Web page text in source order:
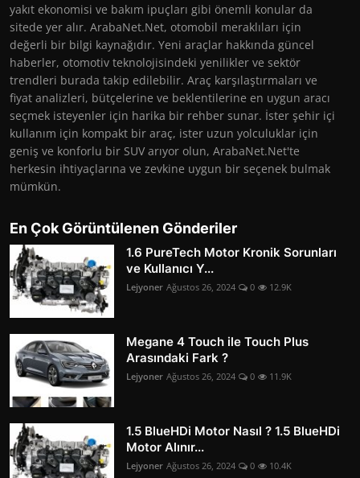
yakıt ekonomisi ve bakım ipuçları gibi önemli konular da
sitede yer alır. ArabaNet.Net, otomobil meraklıları için
değerli bir bilgi kaynağıdır. Yeni araçlar hakkında güncel
haberler, otomotiv teknolojisindeki yenilikler ve sektör
trendleri burada takip edilebilir. Araç karşılaştırmaları ve
fiyat analizleri, bütçelerine ve beklentilerine en uygun aracı
seçmek isteyenler için harika bir rehber sunar. İster şehir içi
kullanım için kompakt bir araç, ister uzun yolculuklar için
geniş ve konforlu bir SUV arıyor olun, ArabaNet.Net'te
herkesin ihtiyaçlarına ve zevkine uygun bir seçenek bulmak
mümkün.
En Çok Görüntülenen Gönderiler
1.6 PureTech Motor Kronik Sorunları
ve Kullanıcı Y...
Lejyoner Ağustos 26, 2024 0 12.9K
Megane 4 Touch ile Touch Plus
Arasındaki Fark ?
Lejyoner Ağustos 26, 2024 0 11.9K
1.5 BlueHDi Motor Nasıl ? 1.5 BlueHDi
Motor Alınır...
Lejyoner Ağustos 26, 2024 0 10.4K